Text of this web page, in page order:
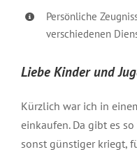
Persönliche
verschiedenen
Liebe Kinder und
Kürzlich war ich in
einkaufen. Da gibt es
sonst günstiger kriegt,